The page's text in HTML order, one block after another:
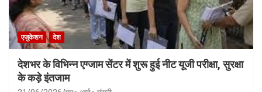
एजुकेशन देश
देशभर के विभिन्न एग्जाम सेंटर में शुरू हुई नीट यूजी परीक्षा, सुरक्षा
के कड़े इंतजाम